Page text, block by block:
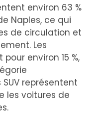
environ 63 %
Naples, ce qui
de circulation et
Les
environ 15 %,
représentent
les voitures de